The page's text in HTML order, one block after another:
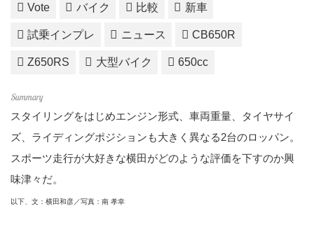
Vote バイク 比較 新車
試乗インプレ ニュース CB650R
Z650RS 大型バイク 650cc
スタイリングをはじめエンジン形式、車両重量、タイヤサイ
ズ、ライディングポジションも大きく異なる2台のロッパン。
スポーツ走行が大好きな横田がどのような評価を下すのか興
味津々だ。
以下、文：横田和彦／写真：南 孝幸